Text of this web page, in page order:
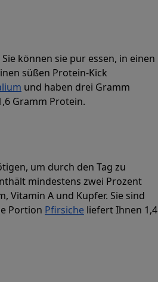
können sie pur essen, in einen
süßen Protein-Kick
und haben drei Gramm
Gramm Protein.
um durch den Tag zu
mindestens zwei Prozent
Vitamin A und Kupfer. Sie sind
Portion Pfirsiche liefert Ihnen 1,4